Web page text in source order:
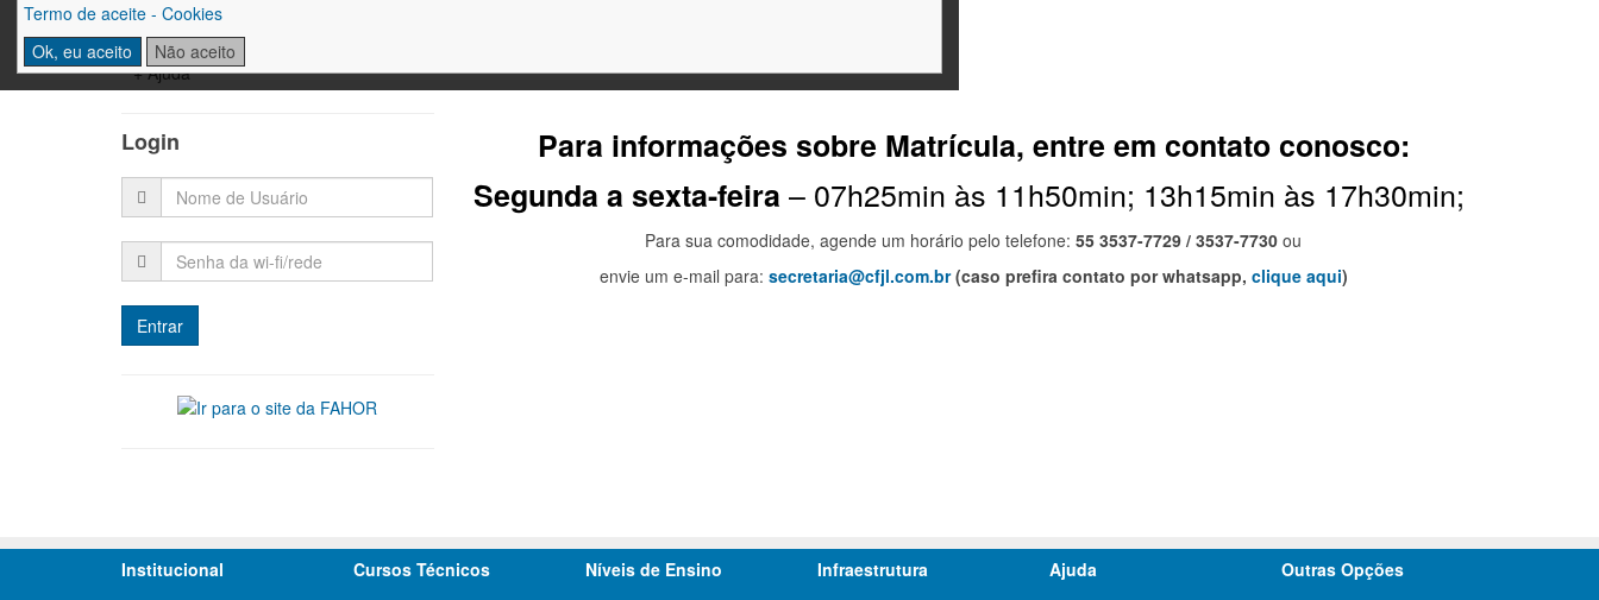
Termo de aceite - Cookies
Ok, eu aceito
Não aceito
Para informações sobre Matrícula, entre em contato conosco:
Segunda a sexta-feira – 07h25min às 11h50min; 13h15min às 17h30min;
Para sua comodidade, agende um horário pelo telefone:55 3537-7729 / 3537-7730ou
envie um e-mail para: secretaria@cfjl.com.br(caso prefira contato por whatsapp, clique aqui)
Trabalhe conosco
+ Ajuda
Login
Institucional Cursos Técnicos Níveis de Ensino Infraestrutura Ajuda Outras Opções